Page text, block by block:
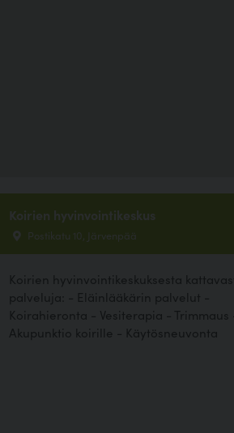
Koirien hyvinvointikeskus
Postikatu 10, Järvenpää
Koirien hyvinvointikeskuksesta
palveluja: - Eläinlääkärin palvelut -
Koirahieronta - Vesiterapia - Trimmaus
Akupunktio koirille - Käytösneuvonta